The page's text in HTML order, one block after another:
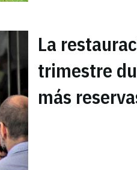
La
trimestre
más